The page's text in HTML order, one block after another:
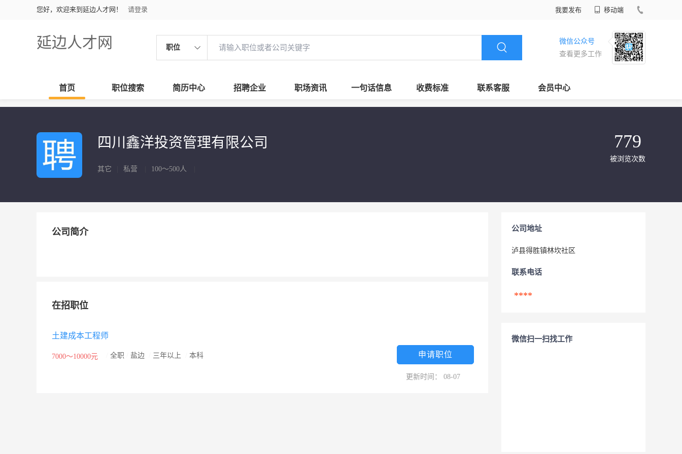
您好，欢迎来到延边人才网！ 请登录 我要发布 移动端
延边人才网 职位
微信公众号
查看更多工作
首页 职位搜索 简历中心 招聘企业 职场资讯 一句话信息 收费标准 联系客服 会员中心
四川鑫洋投资管理有限公司
其它 私营 100～500人
779
被浏览次数
公司简介
在招职位
土建成本工程师
7000～10000元 全职 盐边 三年以上 本科 申请职位
更新时间： 08-07
公司地址
泸县得胜镇林坎社区
联系电话
****
微信扫一扫找工作